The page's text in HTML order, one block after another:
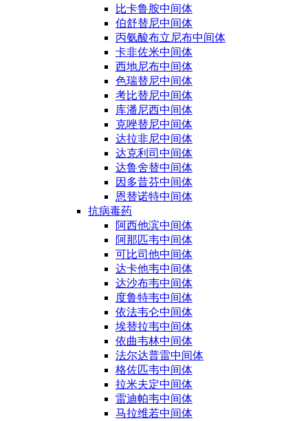
比卡鲁胺中间体
伯舒替尼中间体
丙氨酸布立尼布中间体
卡非佐米中间体
西地尼布中间体
色瑞替尼中间体
考比替尼中间体
库潘尼西中间体
克唑替尼中间体
达拉非尼中间体
达克利司中间体
达鲁舍替中间体
因多昔芬中间体
恩替诺特中间体
抗病毒药
阿西他滨中间体
阿那匹韦中间体
可比司他中间体
达卡他韦中间体
达沙布韦中间体
度鲁特韦中间体
依法韦仑中间体
埃替拉韦中间体
依曲韦林中间体
法尔达普雷中间体
格佐匹韦中间体
拉米夫定中间体
雷迪帕韦中间体
马拉维若中间体